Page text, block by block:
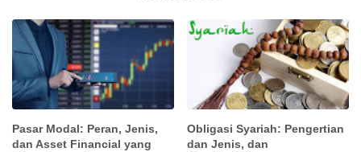
Pasar Modal: Peran, Jenis,
dan Asset Financial yang
Obligasi Syariah: Pengertian
dan Jenis, dan